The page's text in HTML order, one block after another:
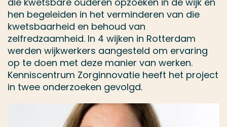
hen begeleiden in het verminderen van die
kwetsbaarheid en behoud van
zelfredzaamheid. In 4 wijken in Rotterdam
werden wijkwerkers aangesteld om ervaring
op te doen met deze manier van werken.
Kenniscentrum Zorginnovatie heeft het project
in twee onderzoeken gevolgd.